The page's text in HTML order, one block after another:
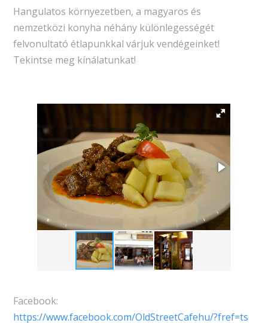
Hangulatos környezetben, a magyaros és
nemzetközi konyha néhány különlegességét
felvonultató étlapunkkal várjuk vendégeinket!
Tekintse meg kínálatunkat!
Facebook:
https://www.facebook.com/OldStreetCafehu/?fref=ts